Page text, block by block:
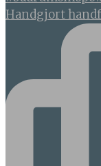
Handgjort